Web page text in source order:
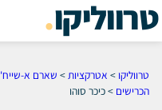
טרווליקו.
טרווליקו > אטרקציות> שארם א-שייח'
הכרישים >כיכר סוהו